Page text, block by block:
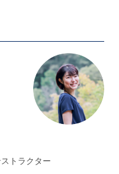
トラクター